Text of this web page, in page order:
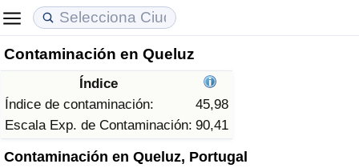
Contaminación en Queluz
Índice
Índice de contaminación:
45,98
Escala Exp. de Contaminación: 90,41
Contaminación en Queluz, Portugal
Coste de vida
Índice de Costo de Vida (Actual)
Índice de Costo de Vida
Precios de las propiedades
Índice de Precios de Inmuebles (Actual)
Índice de Precios de Inmuebles
Calidad de Vida
Índice de Calidad de Vida
Índice de Calidad de Vida (Actual)